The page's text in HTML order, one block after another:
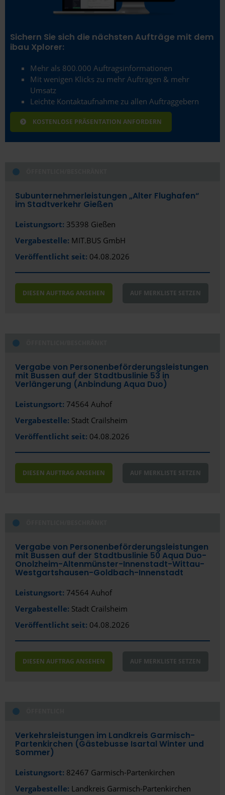
Fürstenfeldbruck
Fürth
Gelsenkirchen
Gera
Gießen
Gladbeck
Greifswald
Gütersloh
Hagen
Hamburg
Hameln
Hannover
Heidelberg
Heilbronn
Heiligenhaus
Ingolstadt
Iserlohn
Itzehoe
Jena
Kaiserslautern
Koblenz
Köln
Königs Wusterhausen
Sichern Sie sich die nächsten Aufträge mit dem
ibau Xplorer:
Mehr als 800.000 Auftragsinformationen
Mit wenigen Klicks zu mehr Aufträgen & mehr
Umsatz
Leichte Kontaktaufnahme zu allen Auftraggebern
KOSTENLOSE PRÄSENTATION ANFORDERN
Subunternehmerleistungen „Alter Flughafen“
im Stadtverkehr Gießen
Leistungsort: 35398 Gießen
Vergabestelle: MIT.BUS GmbH
Veröffentlicht seit: 04.08.2026
DIESEN AUFTRAG ANSEHEN AUF MERKLISTE SETZEN
Vergabe von Personenbeförderungsleistungen
mit Bussen auf der Stadtbuslinie 53 in
Verlängerung (Anbindung Aqua Duo)
Leistungsort: 74564 Auhof
Vergabestelle: Stadt Crailsheim
Veröffentlicht seit: 04.08.2026
DIESEN AUFTRAG ANSEHEN AUF MERKLISTE SETZEN
Vergabe von Personenbeförderungsleistungen
mit Bussen auf der Stadtbuslinie 50 Aqua Duo-
Onolzheim-Altenmünster-Innenstadt-Wittau-
Westgartshausen-Goldbach-Innenstadt
Leistungsort: 74564 Auhof
Vergabestelle: Stadt Crailsheim
Veröffentlicht seit: 04.08.2026
DIESEN AUFTRAG ANSEHEN AUF MERKLISTE SETZEN
Verkehrsleistungen im Landkreis Garmisch-
Partenkirchen (Gästebusse Isartal Winter und
Sommer)
Leistungsort: 82467 Garmisch-Partenkirchen
Vergabestelle: Landkreis Garmisch-Partenkirchen